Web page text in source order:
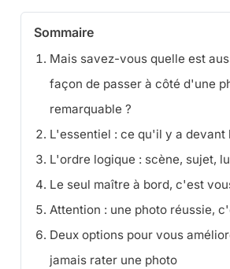
Sommaire
Mais savez-vous quelle est
façon de passer à côté d'une
remarquable ?
L'essentiel : ce qu'il y a
L'ordre logique : scène, sujet,
Le seul maître à bord, c'est
Attention : une photo réussie,
Deux options pour vous
jamais rater une photo